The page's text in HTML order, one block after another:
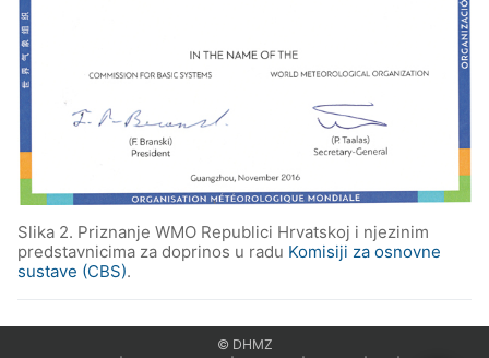
Slika 2. Priznanje WMO Republici Hrvatskoj i njezinim
predstavnicima za doprinos u radu Komisiji za osnovne
sustave (CBS).
© DHMZ